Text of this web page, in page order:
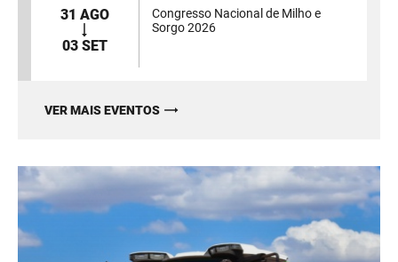
31 AGO
03 SET
Congresso Nacional de Milho e
Sorgo 2026
VER MAIS EVENTOS